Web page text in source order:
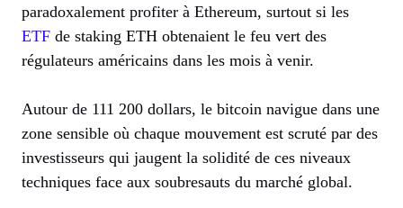
paradoxalement profiter à Ethereum, surtout si les
ETF de staking ETH obtenaient le feu vert des
régulateurs américains dans les mois à venir.
Autour de 111 200 dollars, le bitcoin navigue dans une
zone sensible où chaque mouvement est scruté par des
investisseurs qui jaugent la solidité de ces niveaux
techniques face aux soubresauts du marché global.